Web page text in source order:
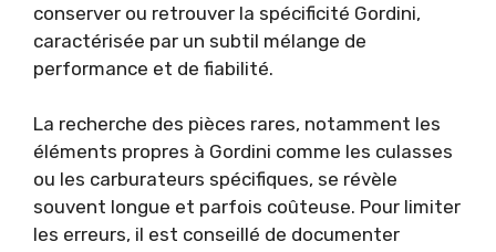
conserver ou retrouver la spécificité Gordini,
caractérisée par un subtil mélange de
performance et de fiabilité.
La recherche des pièces rares, notamment les
éléments propres à Gordini comme les culasses
ou les carburateurs spécifiques, se révèle
souvent longue et parfois coûteuse. Pour limiter
les erreurs, il est conseillé de documenter